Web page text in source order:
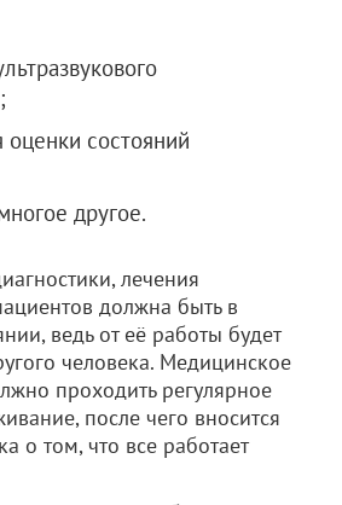
состояний
другое.
лечения
должна быть в
ведь от её работы будет
человека. Медицинское
проходить регулярное
после чего вносится
о том, что все работает